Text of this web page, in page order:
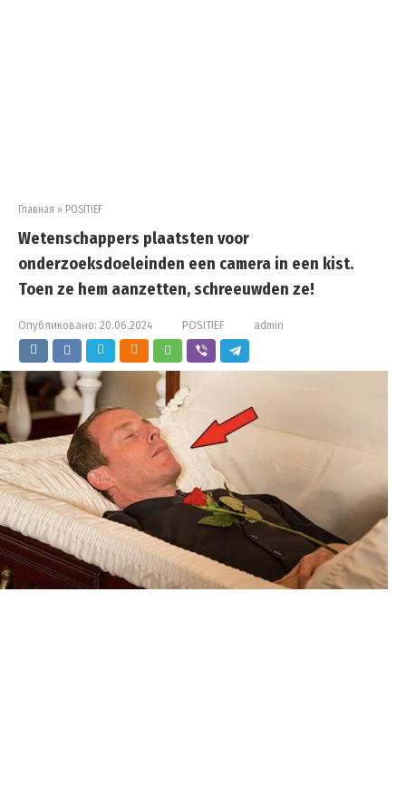
Главная » POSITIEF
Wetenschappers plaatsten voor
onderzoeksdoeleinden een camera in een kist.
Toen ze hem aanzetten, schreeuwden ze!
Опубликовано: 20.06.2024 POSITIEF admin